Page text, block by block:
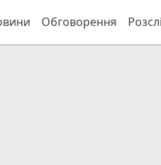
Обговорення